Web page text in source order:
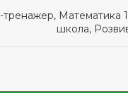
тренажер, Математика
школа,